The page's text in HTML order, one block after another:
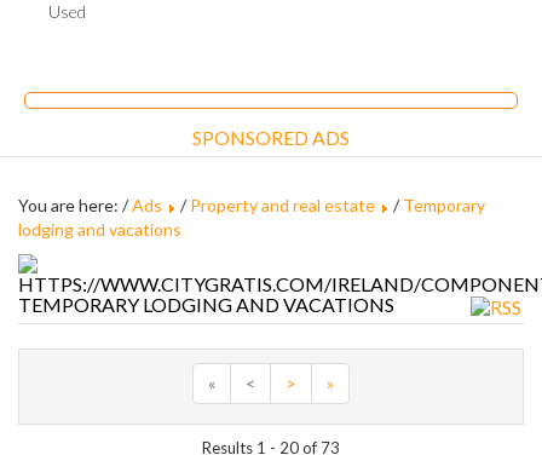
Used
SPONSORED ADS
You are here: /Ads /Property and real estate /Temporary
lodging and vacations
TEMPORARY LODGING AND VACATIONS
« < > »
Results 1 - 20 of 73